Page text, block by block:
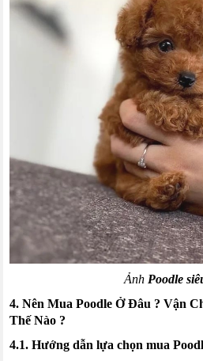
Ảnh Poodle
4. Nên Mua Poodle Ở Đâu ? Vận
Thế Nào ?
4.1. Hướng dẫn lựa chọn mua